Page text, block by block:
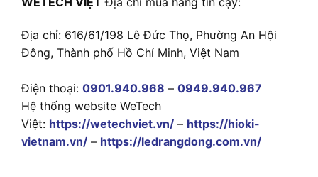
Địa chỉ: 616/61/198 Lê Đức Thọ, Phường An Hội
Đông, Thành phố Hồ Chí Minh, Việt Nam
Điện thoại: 0901.940.968 – 0949.940.967
Hệ thống website WeTech
Việt: https://wetechviet.vn/ – https://hioki-
vietnam.vn/ – https://ledrangdong.com.vn/